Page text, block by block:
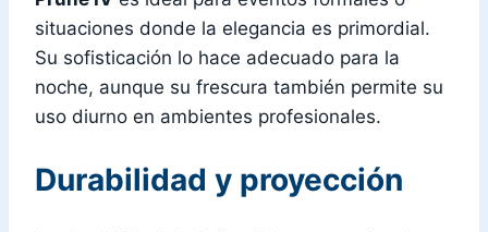
situaciones donde la elegancia es primordial.
Su sofisticación lo hace adecuado para la
noche, aunque su frescura también permite su
uso diurno en ambientes profesionales.
Durabilidad y proyección